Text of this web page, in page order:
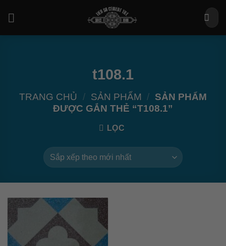
Tìm
kiếm:
t108.1
TRANG CHỦ / SẢN PHẨM / SẢN PHẨM
ĐƯỢC GẮN THẺ “T108.1”
LỌC